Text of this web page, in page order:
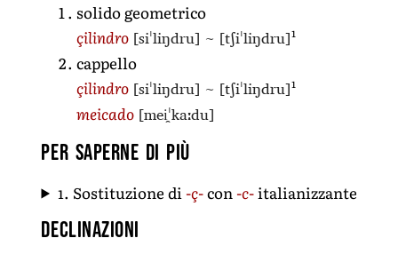
solido geometrico
çilindro [siˈliŋdru] ~ [tʃiˈliŋdru]1
cappello
çilindro [siˈliŋdru] ~ [tʃiˈliŋdru]1
meicado [mei̯ˈkaːdu]
Per saperne di più
1. Sostituzione di -ç-con -c-italianizzante
Declinazioni